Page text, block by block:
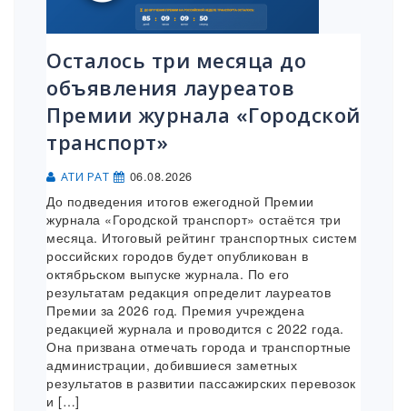
Осталось три месяца до
объявления лауреатов
Премии журнала «Городской
транспорт»
АТИ РАТ 06.08.2026
До подведения итогов ежегодной Премии
журнала «Городской транспорт» остаётся три
месяца. Итоговый рейтинг транспортных систем
российских городов будет опубликован в
октябрьском выпуске журнала. По его
результатам редакция определит лауреатов
Премии за 2026 год. Премия учреждена
редакцией журнала и проводится с 2022 года.
Она призвана отмечать города и транспортные
администрации, добившиеся заметных
результатов в развитии пассажирских перевозок
и […]